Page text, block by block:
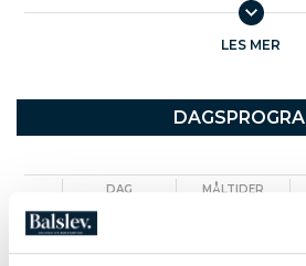
gater, nyter spektakulære
fascinere av både naturens og
fredelige fjellandsbyer og
kysten – dette er en reise som
Et av høydepunktene er
katedral La Seu Cathedral,
over havnen. Vi opplever også
LES MER
1
DAG MÅLTIDER